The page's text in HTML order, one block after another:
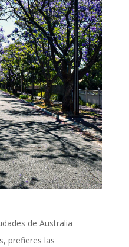
de Australia
prefieres las